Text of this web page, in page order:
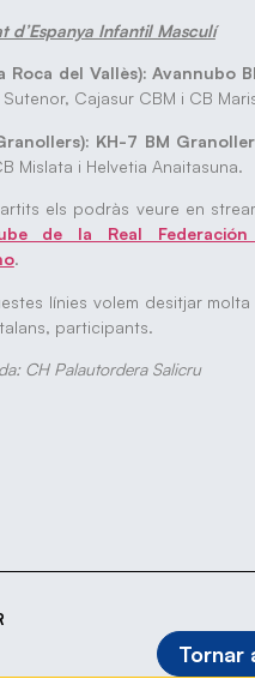
d’Espanya Infantil Masculí
Roca del Vallès): Avannubo
Cajasur CBM i CB
KH-7 BM
Mislata i Helvetia Anaitasuna.
els podràs veure en
de la Real Federación
.
línies volem desitjar
participants.
CH Palautordera Salicru
Tornar